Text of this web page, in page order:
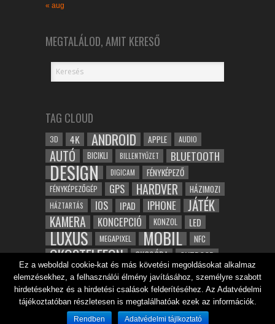
« aug
MEGTALÁLOD, AMIT KERESŐ
TAG CLOUD
3D 4K ANDROID APPLE AUDIO
AUTÓ BICIKLI BILLENTYŰZET BLUETOOTH
DESIGN DIGICAM FÉNYKÉPEZŐ
FÉNYKÉPEZŐGÉP GPS HARDVER HÁZIMOZI
HÁZTARTÁS IOS IPAD IPHONE JÁTÉK
KAMERA KONCEPCIÓ KONZOL LED
LUXUS MEGAPIXEL MOBIL NFC
OKOSTELEFON OKOSÓRA OUTDOOR
ROBOT SAMSUNG SPORT TABLET
TESZT VIDEÓ VÍZÁLLÓ WIFI ZENE ZÖLD
ÉPÍTÉSZET ÉRINTŐKÉPERNYŐ ÓRA
Ez a weboldal cookie-kat és más követési megoldásokat alkalmaz
elemzésekhez, a felhasználói élmény javításához, személyre szabott
hirdetésekhez és a hirdetési csalások felderítéséhez. Az Adatvédelmi
tájékoztatóban részletesen is megtalálhatóak ezek az információk.
Rendben Adatvédelmi tájlkoztató